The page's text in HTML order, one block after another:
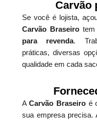
Carvão
Se você é lojista,
Carvão Braseiro
para revenda.
práticas, diversas
qualidade em cada
ACarvão Braseiro é
sua empresa precisa.